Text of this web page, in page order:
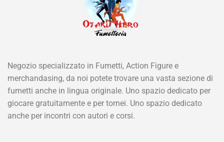
Negozio specializzato in Fumetti, Action Figure e
merchandasing, da noi potete trovare una vasta sezione di
fumetti anche in lingua originale. Uno spazio dedicato per
giocare gratuitamente e per tornei. Uno spazio dedicato
anche per incontri con autori e corsi.